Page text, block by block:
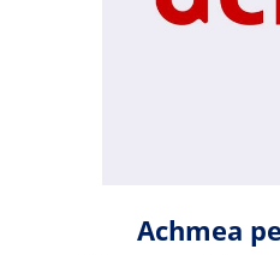
Achmea